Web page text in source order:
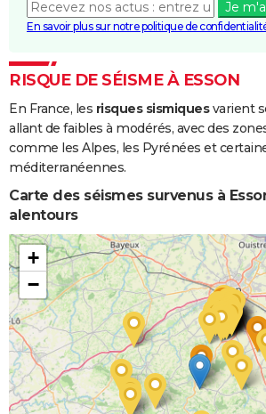
Je
En savoir plus sur notre politique de
RISQUE DE SÉISME À ESSON
En France, les risques sismiquesvarient
allant de faibles à modérés, avec des
comme les Alpes, les Pyrénées et
méditerranéennes.
Carte des séismes survenus à
alentours
+
−